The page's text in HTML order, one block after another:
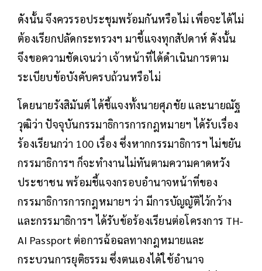
ดังนั้น จึงควรรอประชุมพร้อมกันหรือไม่ เพื่อจะได้ไม่
ต้องเรียกปลัดกระทรวงฯ มาชี้แจงทุกสัปดาห์ ดังนั้น
จึงขอความชัดเจนว่า เจ้าหน้าที่ได้ดำเนินการตาม
ระเบียบข้อบังคับครบถ้วนหรือไม่
โดยนายรังสิมันต์ ได้ชี้แจงทั้งนายศุภชัย และนายณัฐ
วุฒิว่า ปัจจุบันกรรมาธิการการกฎหมายฯ ได้รับเรื่อง
ร้องเรียนกว่า 100 เรื่อง ซึ่งหากกรรมาธิการฯ ไม่ขยัน
กรรมาธิการฯ ก็จะทำงานไม่ทันตามความคาดหวัง
ประชาชน พร้อมชี้แจงกรอบอำนาจหน้าที่ของ
กรรมาธิการการกฎหมายฯ ว่า มีการบัญญัติไว้กว้าง
และกรรมาธิการฯ ได้รับข้อร้องเรียนต่อโครงการ TH-
AI Passport ต่อการฉ้อฉลทางกฎหมายและ
กระบวนการยุติธรรม ซึ่งตนเองได้ใช้อำนาจ